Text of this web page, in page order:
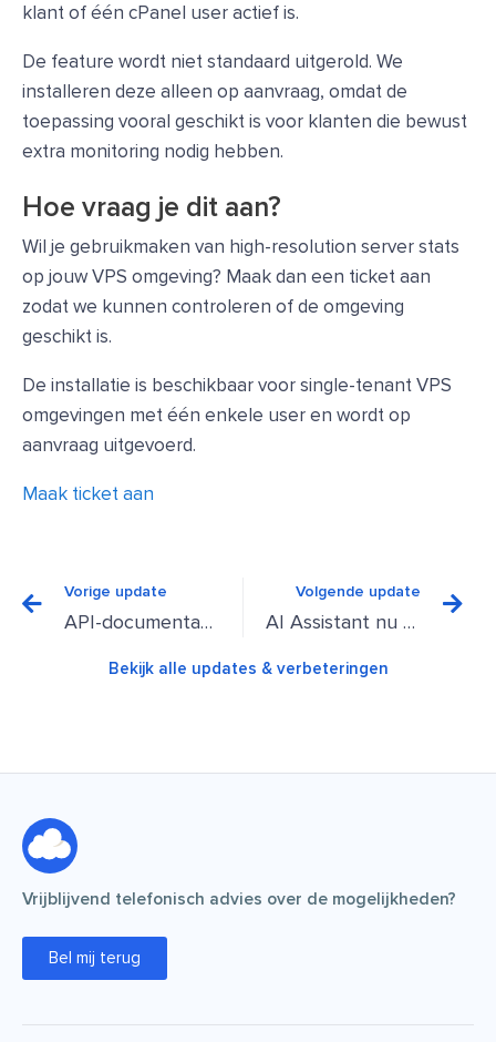
klant of één cPanel user actief is.
De feature wordt niet standaard uitgerold. We
installeren deze alleen op aanvraag, omdat de
toepassing vooral geschikt is voor klanten die bewust
extra monitoring nodig hebben.
Hoe vraag je dit aan?
Wil je gebruikmaken van high-resolution server stats
op jouw VPS omgeving? Maak dan een ticket aan
zodat we kunnen controleren of de omgeving
geschikt is.
De installatie is beschikbaar voor single-tenant VPS
omgevingen met één enkele user en wordt op
aanvraag uitgevoerd.
Maak ticket aan
Vorige update
API-documentatie bijgewerkt en getDomainList efficiënter gemaakt
Volgende update
AI Assistant nu beschikbaar in alle cPanel hosting
Bekijk alle updates & verbeteringen
Vrijblijvend telefonisch advies over de mogelijkheden?
Bel mij terug